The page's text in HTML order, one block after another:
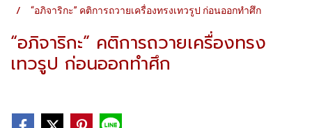
“อภิจาริกะ” คติการถวายเครื่องทรงเทวรูป ก่อนออกทำศึก
“อภิจาริกะ” คติการถวายเครื่องทรง
เทวรูป ก่อนออกทำศึก